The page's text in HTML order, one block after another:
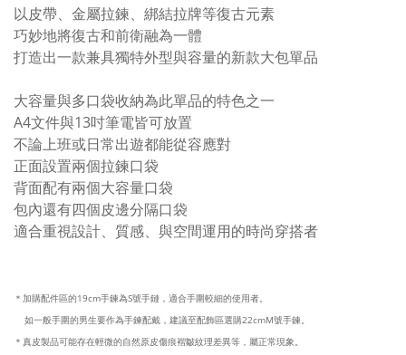
以皮帶、金屬拉鍊、綁結拉牌等復古元素
巧妙地將復古和前衛融為一體
打造出一款兼具獨特外型與容量的新款大包單品
大容量與多口袋收納為此單品的特色之一
A4文件與13吋筆電皆可放置
不論上班或日常出遊都能從容應對
正面設置兩個拉鍊口袋
背面配有兩個大容量口袋
包內還有四個皮邊分隔口袋
適合重視設計、質感、與空間運用的時尚穿搭者
＊加購配件區的19cm手鍊為S號手鏈，適合手圍較細的使用者。
如一般手圍的男生要作為手鍊配戴，建議至配飾區選購22cmM號手鍊。
＊真皮製品可能存在輕微的自然原皮傷痕褶皺紋理差異等， 屬正常現象。